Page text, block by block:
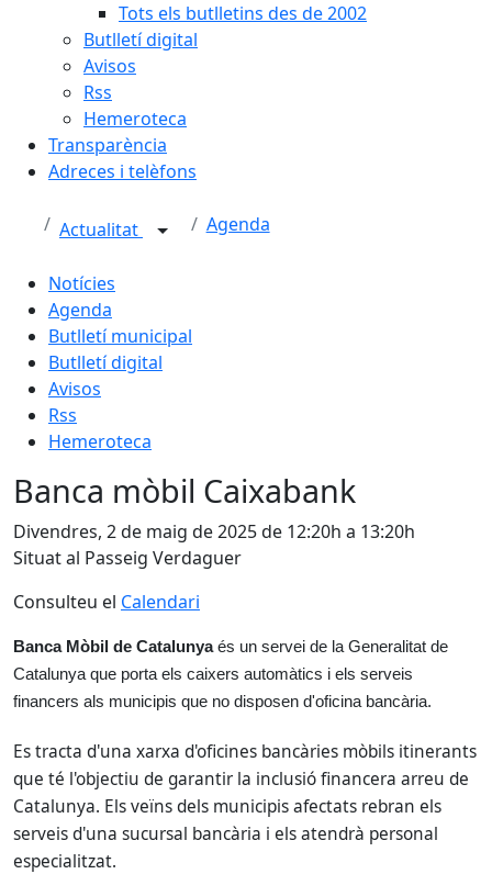
Tots els butlletins des de 2002
Butlletí digital
Avisos
Rss
Hemeroteca
Transparència
Adreces i telèfons
Actualitat Agenda
Notícies
Agenda
Butlletí municipal
Butlletí digital
Avisos
Rss
Hemeroteca
Banca mòbil Caixabank
Divendres, 2 de maig de 2025 de 12:20h a 13:20h
Situat al Passeig Verdaguer
Consulteu el Calendari
Banca Mòbil de Catalunyaés un servei de la Generalitat de
Catalunya que porta els caixers automàtics i els serveis
financers als municipis que no disposen d'oficina bancària.
Es tracta d'una xarxa d'oficines bancàries mòbils itinerants
que té l'objectiu de garantir la inclusió financera arreu de
Catalunya. Els veïns dels municipis afectats rebran els
serveis d'una sucursal bancària i els atendrà personal
especialitzat.